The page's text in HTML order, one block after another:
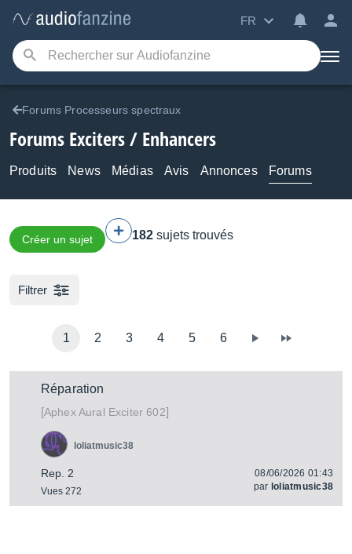
FR
Forums Processeurs spectraux
Forums Exciters / Enhancers
Produits News Médias Avis Annonces Forums
Créer un sujet 182 sujets trouvés
Filtrer
1 2 3 4 5 6
Réparation
[AphexAural Exciter 602]
Rep. 2
Vues 272
loliatmusic38
08/06/2026 01:43
par loliatmusic38